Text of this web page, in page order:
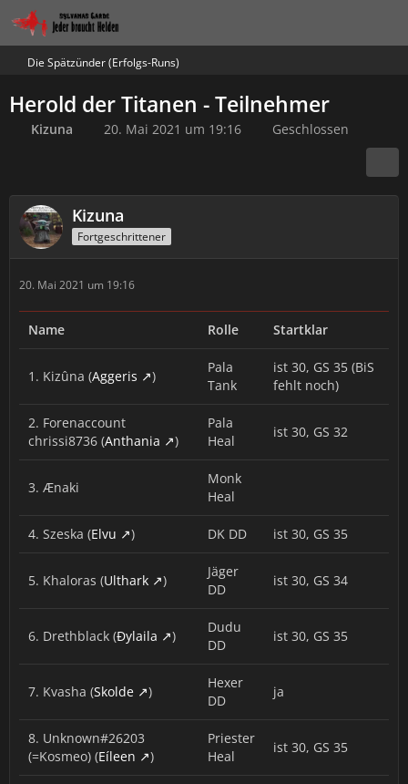
Die Spätzünder (Erfolgs-Runs)
Herold der Titanen - Teilnehmer
Kizuna 20. Mai 2021 um 19:16 Geschlossen
Kizuna
Fortgeschrittener
20. Mai 2021 um 19:16
Name Rolle Startklar
1. Kizûna (Aggeris )
Pala
Tank
ist 30, GS 35 (BiS
fehlt noch)
2. Forenaccount
chrissi8736 (Anthania )
Pala
Heal
ist 30, GS 32
3. Ænaki
Monk
Heal
4. Szeska (Elvu ) DK DD ist 30, GS 35
5. Khaloras (Ulthark )
Jäger
DD
ist 30, GS 34
6. Drethblack (Ðylaila )
Dudu
DD
ist 30, GS 35
7. Kvasha (Skolde )
Hexer
DD
ja
8. Unknown#26203
(=Kosmeo) (Eíleen )
Priester
Heal
ist 30, GS 35